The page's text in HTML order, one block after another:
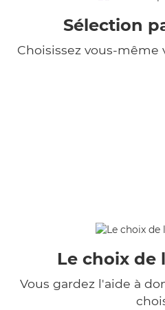
Sélection
Choisissez vous-
Le choix de
Vous gardez l'aide à